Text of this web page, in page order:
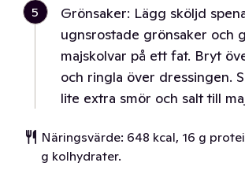
5
Grönsaker: Lägg sköljd
ugnsrostade grönsaker och
majskolvar på ett fat. Bryt
och ringla över dressingen.
lite extra smör och salt till
Näringsvärde: 648 kcal, 16 g
g kolhydrater.